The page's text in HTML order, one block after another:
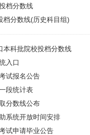
档分数线
档分数线(历史科目组)
本科批院校投档分数线
入口
试报名公告
段统计表
分数线公布
系统开放时间安排
试申请毕业公告